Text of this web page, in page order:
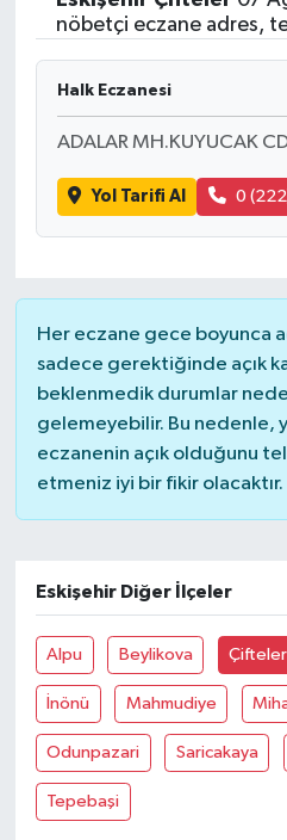
nöbetçi eczane adres,
Halk Eczanesi
ADALAR MH.KUYUCAK
Yol Tarifi Al 0
Her eczane gece boyunca
sadece gerektiğinde açık
beklenmedik durumlar
gelemeyebilir. Bu nedenle,
eczanenin açık olduğunu
etmeniz iyi bir fikir olacaktır.
Eskişehir Diğer İlçeler
Alpu Beylikova Çifteler
İnönü Mahmudiye
Odunpazari Saricakaya
Tepebaşi